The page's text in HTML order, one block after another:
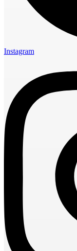
Instagram